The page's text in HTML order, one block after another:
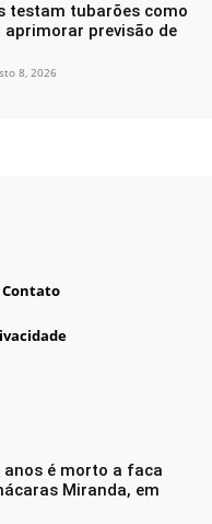
testam tubarões como
aprimorar previsão de
8, 2026
Contato
anos é morto a faca
Miranda, em